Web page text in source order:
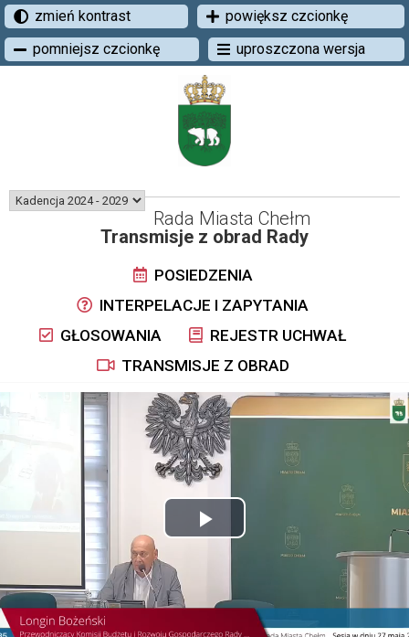
zmień kontrast
powiększ czcionkę
pomniejsz czcionkę
uproszczona wersja
Rada Miasta Chełm
Transmisje z obrad Rady
POSIEDZENIA
INTERPELACJE I ZAPYTANIA
GŁOSOWANIA
REJESTR UCHWAŁ
TRANSMISJE Z OBRAD
Play
Video